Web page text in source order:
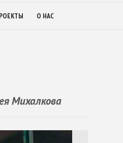
О НАС
Михалкова